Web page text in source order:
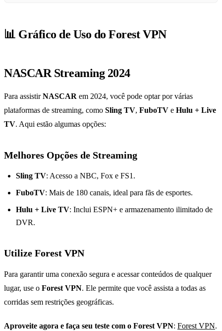
📊 Gráfico de Uso do Forest VPN
NASCAR Streaming 2024
Para assistirNASCAR em 2024, você pode optar por várias
plataformas de streaming, como Sling TV, FuboTV e Hulu + Live
TV. Aqui estão algumas opções:
Melhores Opções de Streaming
Sling TV: Acesso a NBC, Fox e FS1.
FuboTV: Mais de 180 canais, ideal para fãs de esportes.
Hulu + Live TV: Inclui ESPN+ e armazenamento ilimitado de
DVR.
Utilize Forest VPN
Para garantir uma conexão segura e acessar conteúdos de qualquer
lugar, use o Forest VPN. Ele permite que você assista a todas as
corridas sem restrições geográficas.
Aproveite agora e faça seu teste com o Forest VPN: Forest VPN.